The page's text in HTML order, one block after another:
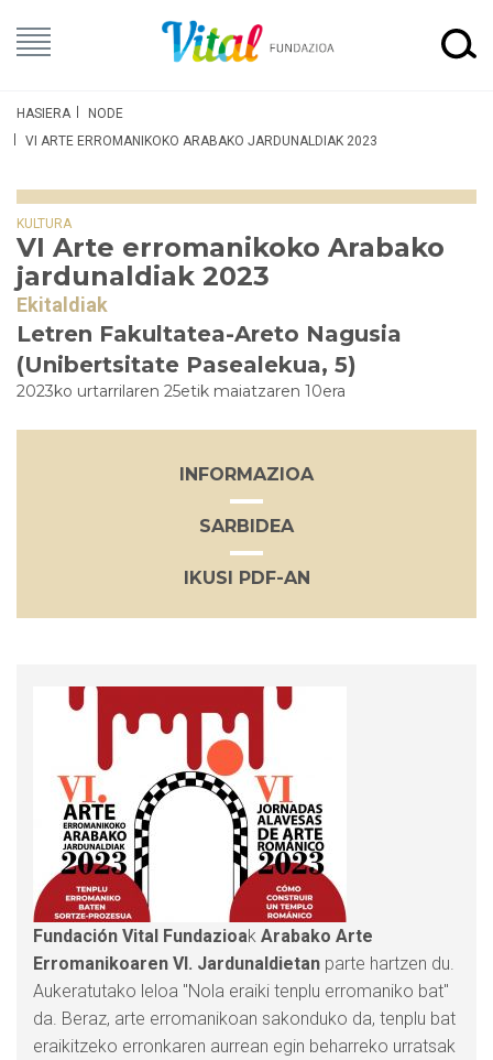
HASIERA
NODE
VI ARTE ERROMANIKOKO ARABAKO JARDUNALDIAK 2023
KULTURA
VI Arte erromanikoko Arabako
jardunaldiak 2023
Ekitaldiak
Letren Fakultatea-Areto Nagusia
(Unibertsitate Pasealekua, 5)
2023ko urtarrilaren 25etik maiatzaren 10era
INFORMAZIOA
SARBIDEA
IKUSI PDF-AN
Fundación Vital Fundazioak Arabako Arte
Erromanikoaren VI. Jardunaldietan parte hartzen du.
Aukeratutako leloa "Nola eraiki tenplu erromaniko bat"
da. Beraz, arte erromanikoan sakonduko da, tenplu bat
eraikitzeko erronkaren aurrean egin beharreko urratsak